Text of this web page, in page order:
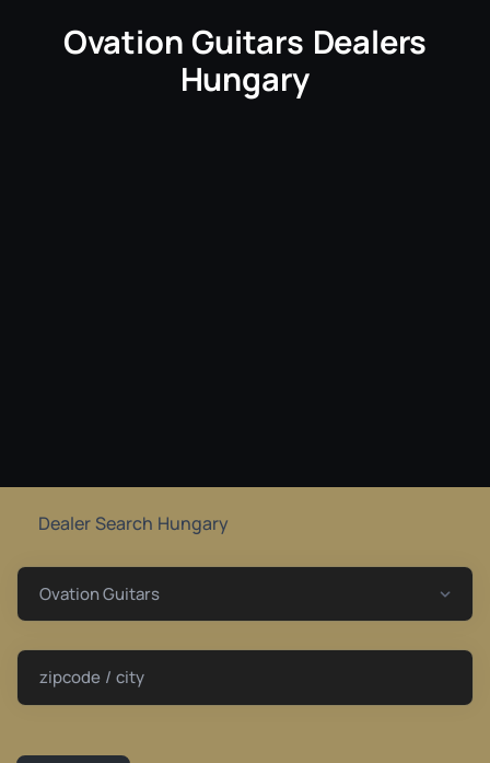
Ovation Guitars Dealers
Hungary
Dealer Search Hungary
zipcode / city